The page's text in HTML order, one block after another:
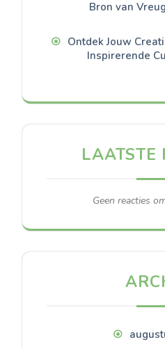
Bron van
Ontdek Jouw
Inspirerende
LAATSTE
Geen reacties